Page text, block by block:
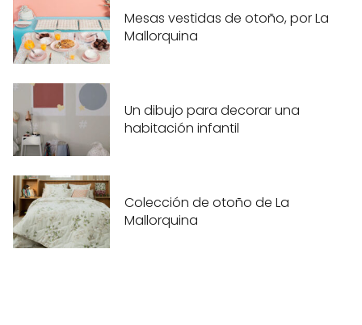
Mesas vestidas de otoño, por La
Mallorquina
Un dibujo para decorar una
habitación infantil
Colección de otoño de La
Mallorquina